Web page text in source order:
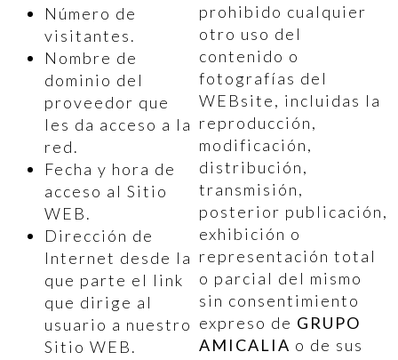
Número de
visitantes.
Nombre de
dominio del
proveedor que
les da acceso a la
red.
Fecha y hora de
acceso al Sitio
WEB.
Dirección de
Internet desde la
que parte el link
que dirige al
usuario a nuestro
Sitio WEB.
prohibido cualquier
otro uso del
contenido o
fotografías del
WEBsite, incluidas la
reproducción,
modificación,
distribución,
transmisión,
posterior publicación,
exhibición o
representación total
o parcial del mismo
sin consentimiento
expreso de GRUPO
AMICALIA o de sus